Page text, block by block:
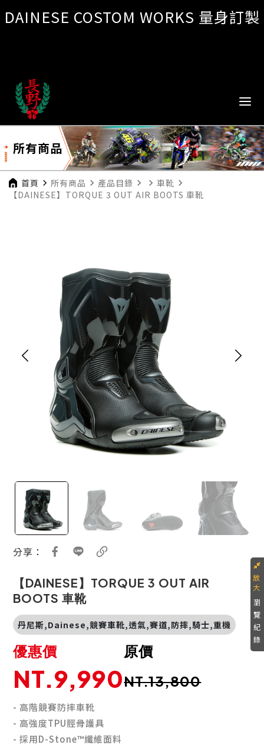
DAINESE COSTOM WORKS 量身訂製
所有商品
首頁 navigate_next 所有商品 navigate_next 產品目錄 navigate_next navigate_next 車靴 navigate_next
【DAINESE】TORQUE 3 OUT AIR BOOTS 車靴
分享：
【DAINESE】TORQUE 3 OUT AIR
BOOTS 車靴
丹尼斯,Dainese,競賽車靴,透氣,賽道,防摔,騎士,重機
原價
NT.13,800
優惠價
NT.9,990
- 高階競賽防摔車靴
- 高強度TPU脛骨護具
- 採用D-Stone™纖維面料
瀏
覽
紀
錄